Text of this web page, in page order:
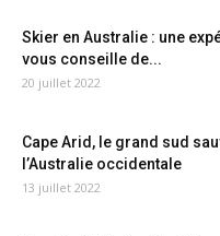
Skier en Australie : une
vous conseille de...
20 juillet 2022
Cape Arid, le grand sud
l’Australie occidentale
13 juillet 2022